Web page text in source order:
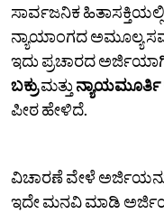
ಸಾರ್ವಜನಿಕ
ನ್ಯಾಯಾಂಗದ ಅಮೂಲ್ಯ
ಇದು ಪ್ರಚಾರದ
ಬಕ್ರುಮತ್ತು
ಪೀಠ ಹೇಳಿದೆ.
ವಿಚಾರಣೆ ವೇಳೆ
ಇದೇ ಮನವಿ ಮಾಡಿ